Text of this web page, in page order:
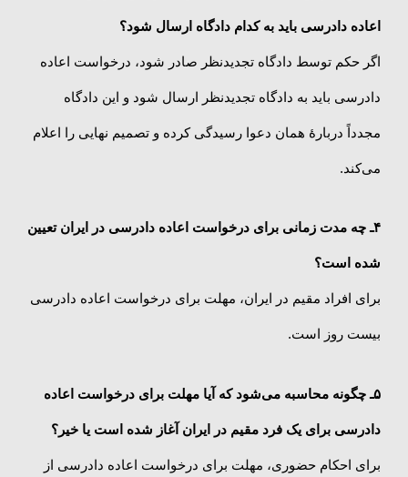
اعاده دادرسی باید به کدام دادگاه ارسال شود؟
اگر حکم توسط دادگاه تجدیدنظر صادر شود، درخواست اعاده
دادرسی باید به دادگاه تجدیدنظر ارسال شود و این دادگاه
مجدداً دربارهٔ همان دعوا رسیدگی کرده و تصمیم نهایی را اعلام
می‌کند.
۴ـ چه مدت زمانی برای درخواست اعاده دادرسی در ایران تعیین
شده است؟
برای افراد مقیم در ایران، مهلت برای درخواست اعاده دادرسی
بیست روز است.
۵ـ چگونه محاسبه می‌شود که آیا مهلت برای درخواست اعاده
دادرسی برای یک فرد مقیم در ایران آغاز شده است یا خیر؟
برای احکام حضوری، مهلت برای درخواست اعاده دادرسی از